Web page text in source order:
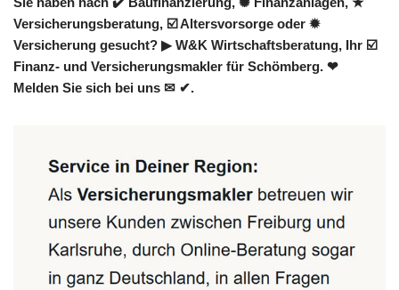
Versicherungsberatung, ☑️ Altersvorsorge oder ✹
Versicherung gesucht? ▶︎ W&K Wirtschaftsberatung, Ihr ☑️
Finanz- und Versicherungsmakler für Schömberg. ❤
Melden Sie sich bei uns ✉ ✔.